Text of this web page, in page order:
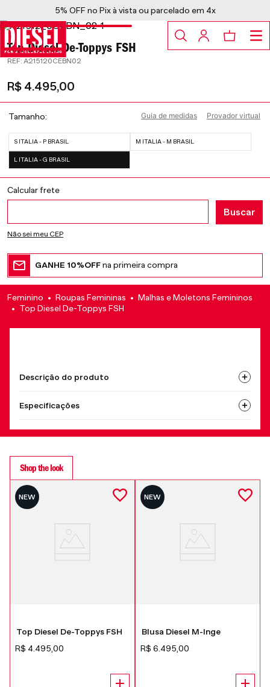
5% OFF no Pix à vista ou parcelado em 4x
Top Diesel De-Toppys FSH
: A215120CEBN02
R$ 4.495,00
Provador virtual
Guia de medidas
Tamanho
S ITALIA - P BRASIL M ITALIA - M BRASIL
L ITALIA - G BRASIL
Não sei meu CEP
GANHE 10%OFFna primeira compra
Feminino Roupas Femininas
Malhas e Moletons Femininos
Top Diesel De-Toppys FSH
Descrição do produto
Especificações
Shop the look
NEW
Top Diesel De-Toppys FSH
R$ 4 495 00
NEW
Blusa Diesel M-Inge
R$ 6 495 00